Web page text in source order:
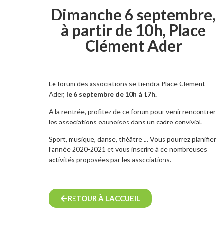
Dimanche 6 septembre,
à partir de 10h, Place
Clément Ader
Le forum des associations se tiendra Place Clément
Ader, le 6 septembre de 10h à 17h.
A la rentrée, profitez de ce forum pour venir rencontrer
les associations eaunoises dans un cadre convivial.
Sport, musique, danse, théâtre … Vous pourrez planifier
l’année 2020-2021 et vous inscrire à de nombreuses
activités proposées par les associations.
RETOUR À L'ACCUEIL